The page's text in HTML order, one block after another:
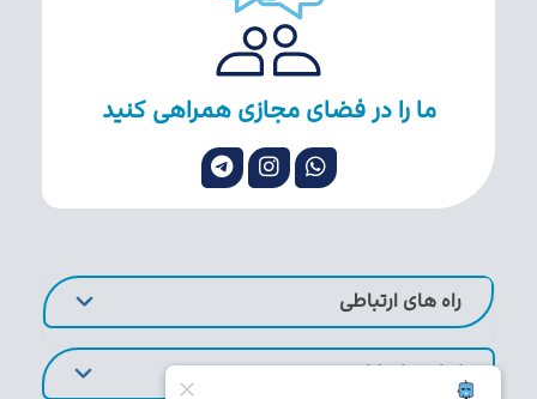
ما را در فضای مجازی همراهی کنید
راه های ارتباطی
لینک های کاربردی